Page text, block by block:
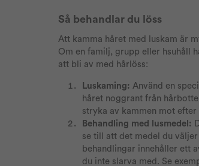
Så behandlar du löss
Att kamma håret med luskam är
Om en familj, grupp eller hsuhåll
att bli av med hårlöss:
Luskaming: Använd en
håret noggrant från
stryka av kammen mot
Behandling med lusmedel:
se till att det medel du
behandlingar innehåller ett
du inte slarva med. Se